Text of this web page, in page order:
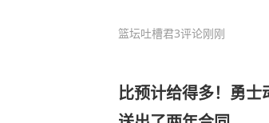
篮坛吐槽君3评论刚刚
比预计给得多！勇士